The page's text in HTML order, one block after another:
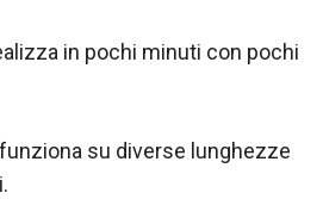
in pochi minuti con pochi
su diverse lunghezze